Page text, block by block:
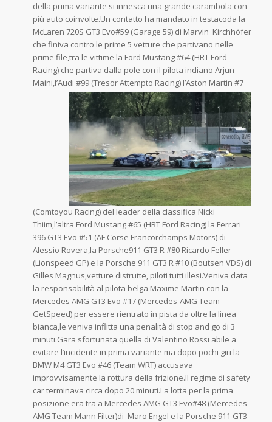
della prima variante si innesca una grande carambola con
più auto coinvolte.Un contatto ha mandato in testacoda la
McLaren 720S GT3 Evo#59 (Garage 59) di Marvin Kirchhöfer
che finiva contro le prime 5 vetture che partivano nelle
prime file,tra le vittime la Ford Mustang #64 (HRT Ford
Racing) che partiva dalla pole con il pilota indiano Arjun
Maini,l’Audi #99(Tresor Attempto Racing) l’Aston Martin #7
(Comtoyou Racing) del leader della classifica Nicki
Thiim,l’altra Ford Mustang #65 (HRT Ford Racing) la Ferrari
396 GT3 Evo #51 (AF Corse Francorchamps Motors) di
Alessio Rovera,la Porsche911 GT3 R #80 Ricardo Feller
(Lionspeed GP) e la Porsche 911 GT3 R #10 (Boutsen VDS) di
Gilles Magnus,vetture distrutte, piloti tutti illesi.Veniva data
la responsabilità al pilota belga Maxime Martin con la
Mercedes AMG GT3 Evo #17 (Mercedes-AMG Team
GetSpeed) per essere rientrato in pista da oltre la linea
bianca,le veniva inflitta una penalità di stop and go di 3
minuti.Gara sfortunata quella di Valentino Rossi abile a
evitare l’incidente in prima variante ma dopo pochi giri la
BMW M4 GT3 Evo #46 (Team WRT) accusava
improvvisamente la rottura della frizione.Il regime di safety
car terminava circa dopo 20 minuti.La lotta per la prima
posizione era tra a Mercedes AMG GT3 Evo#48 (Mercedes-
AMG Team Mann Filter)di Maro Engel e la Porsche 911 GT3